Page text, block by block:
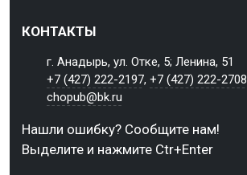
КОНТАКТЫ
г. Анадырь, ул. Отке, 5; Ленина, 51
+7 (427) 222-2197,+7 (427) 222-2708
chopub@bk.ru
Нашли ошибку? Сообщите нам!
Выделите и нажмите Ctr+Enter